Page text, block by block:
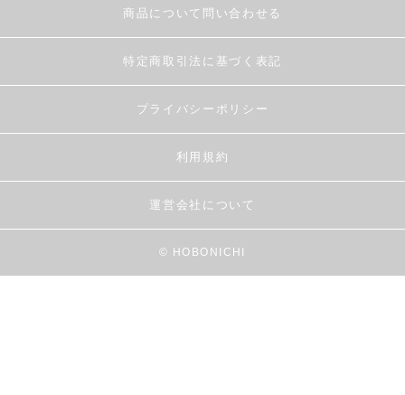
商品について問い合わせる
特定商取引法に基づく表記
プライバシーポリシー
利用規約
運営会社について
© HOBONICHI